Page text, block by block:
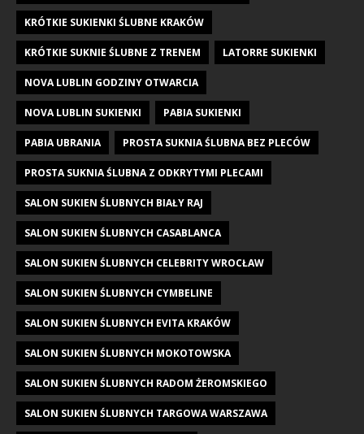
KRÓTKIE SUKIENKI ŚLUBNE KRAKÓW
KRÓTKIE SUKNIE ŚLUBNE Z TRENEM LATORRE SUKIENKI
NOVA LUBLIN GODZINY OTWARCIA
NOVA LUBLIN SUKIENKI PABIA SUKIENKI
PABIA UBRANIA PROSTA SUKNIA ŚLUBNA BEZ PLECÓW
PROSTA SUKNIA ŚLUBNA Z ODKRYTYMI PLECAMI
SALON SUKIEN ŚLUBNYCH BIAŁY RAJ
SALON SUKIEN ŚLUBNYCH CASABLANCA
SALON SUKIEN ŚLUBNYCH CELEBRITY WROCŁAW
SALON SUKIEN ŚLUBNYCH CYMBELINE
SALON SUKIEN ŚLUBNYCH EVITA KRAKÓW
SALON SUKIEN ŚLUBNYCH MOKOTOWSKA
SALON SUKIEN ŚLUBNYCH RADOM ŻEROMSKIEGO
SALON SUKIEN ŚLUBNYCH TARGOWA WARSZAWA